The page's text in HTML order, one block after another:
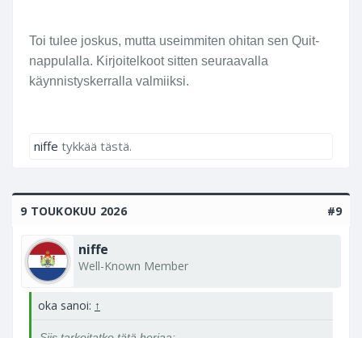
Toi tulee joskus, mutta useimmiten ohitan sen Quit-
nappulalla. Kirjoitelkoot sitten seuraavalla
käynnistyskerralla valmiiksi.
niffe tykkää tästä.
9 TOUKOKUU 2026 #9
niffe
Well-Known Member
oka sanoi: ↑